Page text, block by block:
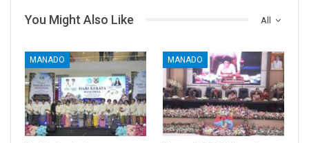
All
You Might Also Like
MANADO MANADO